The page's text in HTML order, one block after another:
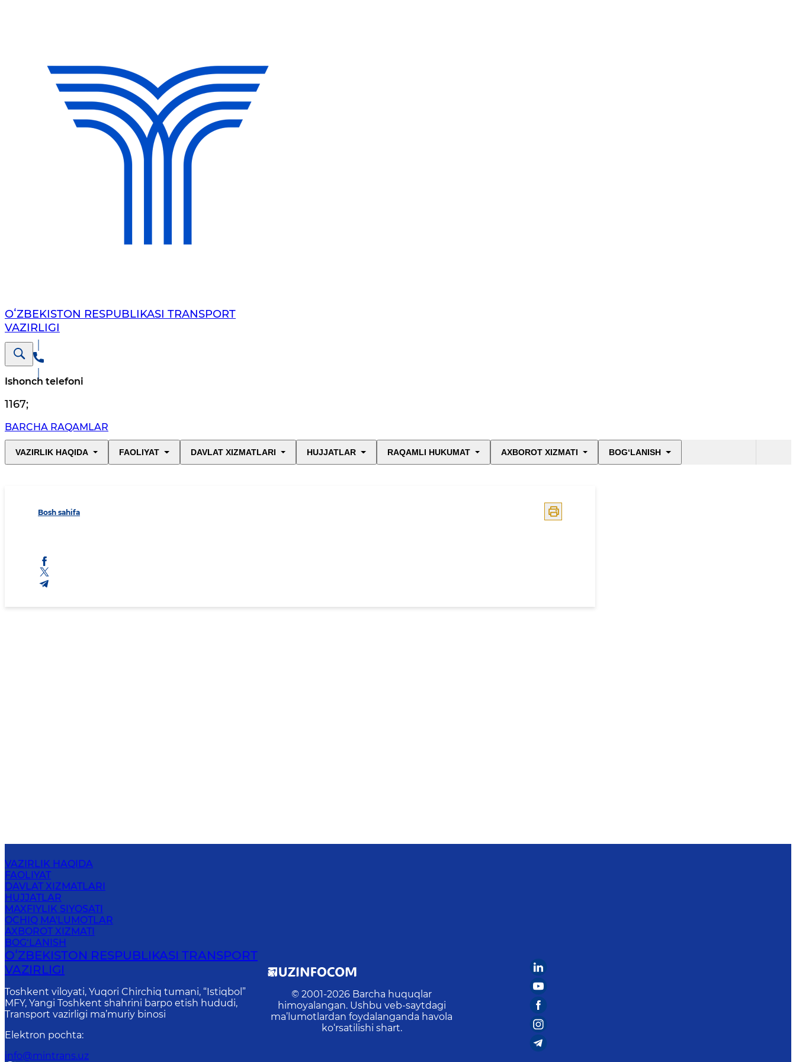
OʻZBEKISTON RESPUBLIKASI TRANSPORT
VAZIRLIGI
Ishonch telefoni
1167;
BARCHA RAQAMLAR
VAZIRLIK HAQIDA FAOLIYAT DAVLAT XIZMATLARI HUJJATLAR RAQAMLI HUKUMAT AXBOROT XIZMATI BOG‘LANISH
Bosh sahifa
VAZIRLIK HAQIDA
FAOLIYAT
DAVLAT XIZMATLARI
HUJJATLAR
MAXFIYLIK SIYOSATI
OCHIQ MA'LUMOTLAR
AXBOROT XIZMATI
BOG‘LANISH
OʻZBEKISTON RESPUBLIKASI TRANSPORT
VAZIRLIGI
Toshkent viloyati, Yuqori Chirchiq tumani, “Istiqbol”
MFY, Yangi Toshkent shahrini barpo etish hududi,
Transport vazirligi ma’muriy binosi
Elektron pochta:
info@mintrans.uz
© 2001-2026 Barcha huquqlar
himoyalangan. Ushbu veb-saytdagi
ma’lumotlardan foydalanganda havola
ko‘rsatilishi shart.